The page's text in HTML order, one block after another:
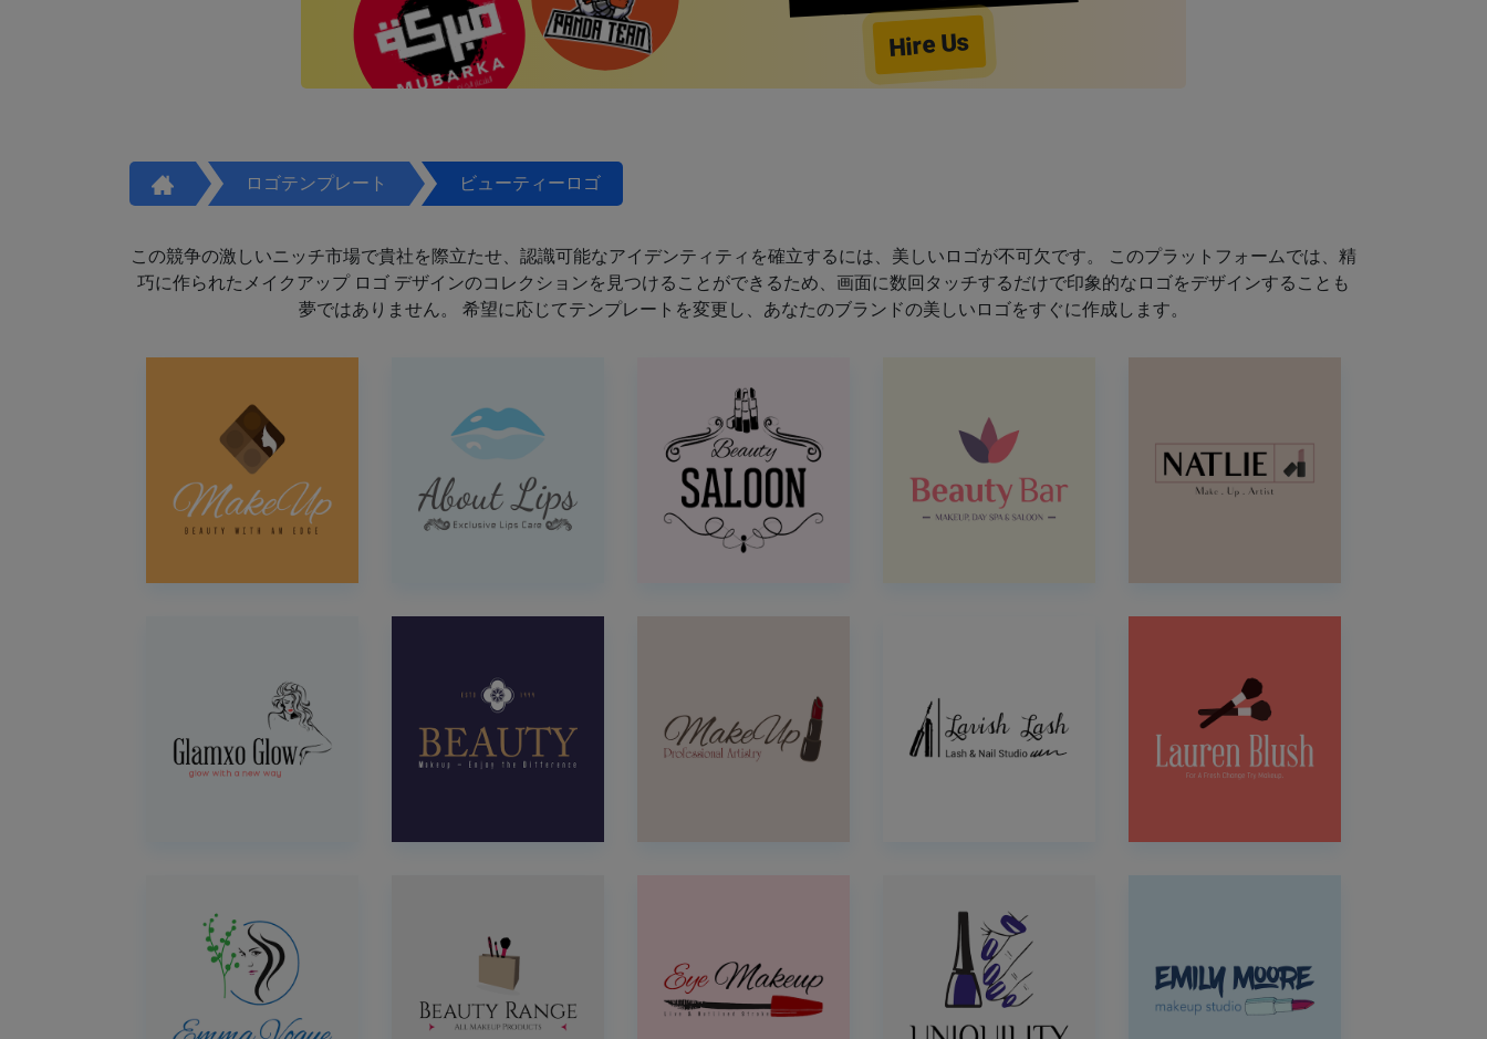
Hire Us
ロゴテンプレート ビューティーロゴ
この競争の激しいニッチ市場で貴社を際立たせ、認識可能なアイデンティティを確立するには、美しいロゴが不可欠です。 このプラットフォームでは、精
巧に作られたメイクアップ ロゴ デザインのコレクションを見つけることができるため、画面に数回タッチするだけで印象的なロゴをデザインすることも
夢ではありません。 希望に応じてテンプレートを変更し、あなたのブランドの美しいロゴをすぐに作成します。